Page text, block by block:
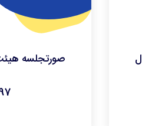
صورتجلسه